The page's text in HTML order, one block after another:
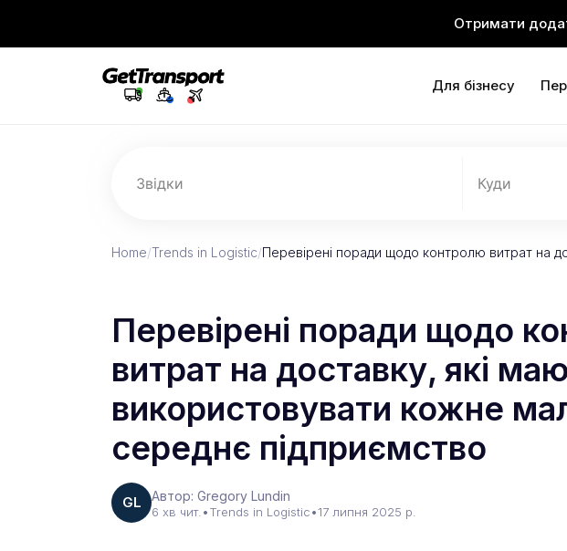
Отримати
Для бізнесу
Звідки Куди
Home/Trends in Logistic/Перевірені поради щодо контролю витрат на
Перевірені поради щодо
витрат на доставку, які
використовувати кожне
середнє підприємство
GL Автор: Gregory Lundin
6 хв чит. •Trends in Logistic•17 липня 2025 р.